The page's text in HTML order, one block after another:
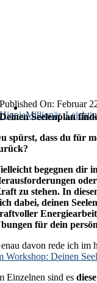
Published On: Februar
HippieMillionär,
Deinen Seelenplan
spürst, dass du für
begegnen dir
zu stehen. In
dabei, deinen
für dein
davon rede ich im
Workshop: Deinen
Einzelnen sind es